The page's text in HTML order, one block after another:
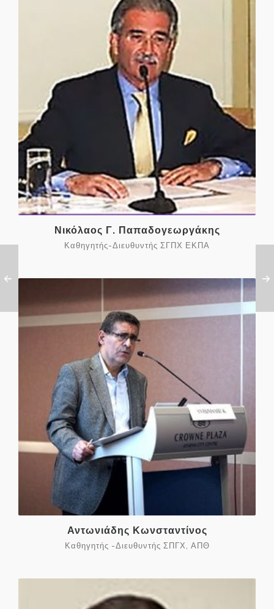
Νικόλαος Γ. Παπαδογεωργάκης
Καθηγητής-Διευθυντής ΣΓΠΧ ΕΚΠΑ
Αντωνιάδης Κωνσταντίνος
Καθηγητής -Διευθυντής ΣΠΓΧ, ΑΠΘ